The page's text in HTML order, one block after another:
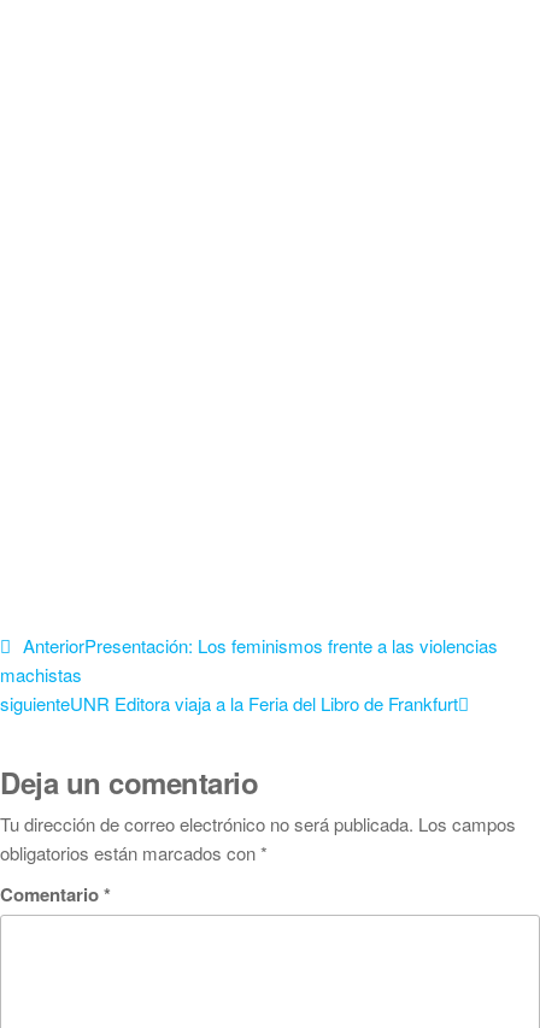
AnteriorPresentación: Los feminismos frente a las violencias
machistas
siguienteUNR Editora viaja a la Feria del Libro de Frankfurt
Deja un comentario
Tu dirección de correo electrónico no será publicada. Los campos
obligatorios están marcados con*
Comentario*